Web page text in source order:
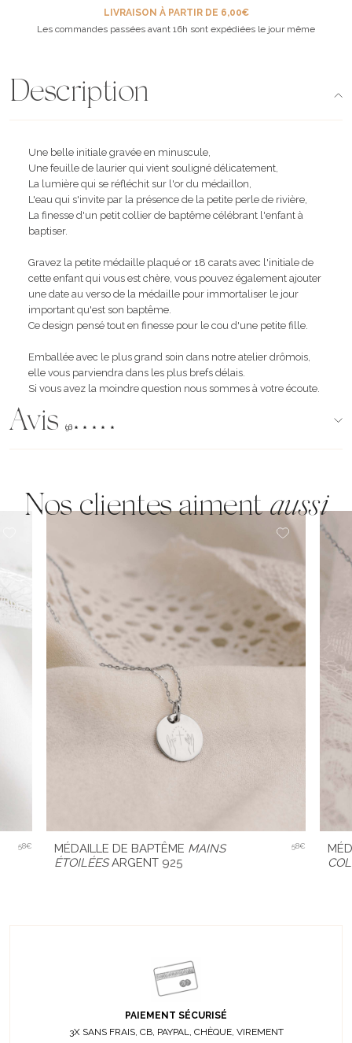
LIVRAISON À PARTIR DE 6,00€
Les commandes passées avant 16h sont expédiées le jour même
Description
Une belle initiale gravée en minuscule,
Une feuille de laurier qui vient souligné délicatement,
La lumière qui se réfléchit sur l'or du médaillon,
L'eau qui s'invite par la présence de la petite perle de rivière,
La finesse d'un petit collier de baptême célébrant l'enfant à
baptiser.
Gravez la petite médaille plaqué or 18 carats avec l'initiale de
cette enfant qui vous est chère, vous pouvez également ajouter
une date au verso de la médaille pour immortaliser le jour
important qu'est son baptême.
Ce design pensé tout en finesse pour le cou d'une petite fille.
Emballée avec le plus grand soin dans notre atelier drômois,
elle vous parviendra dans les plus brefs délais.
Si vous avez la moindre question nous sommes à votre écoute.
Avis (96)
Nos clientes aimentaussi
58€ MÉDAILLE DE BAPTÊME MAINS
ÉTOILÉESARGENT 925
58€
PAIEMENT SÉCURISÉ
3X SANS FRAIS, CB, PAYPAL, CHÈQUE, VIREMENT